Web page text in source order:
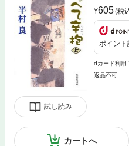
試し読み
605(税
ポイント
dカード利用
返品不可
カートへ